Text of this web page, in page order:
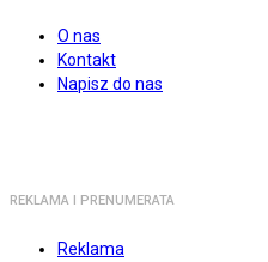
O nas
Kontakt
Napisz do nas
REKLAMA I PRENUMERATA
Reklama